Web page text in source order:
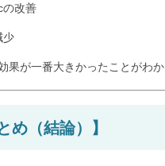
の改善
少
果が一番大きかったことがわか
め（結論）】